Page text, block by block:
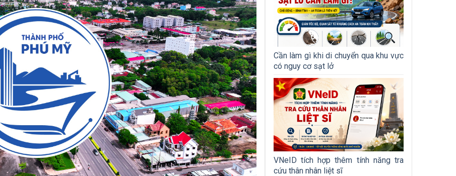
Cần làm gì khi di chuyển qua khu vực
có nguy cơ sạt lở
VNeID tích hợp thêm tính năng tra
cứu thân nhân liệt sĩ